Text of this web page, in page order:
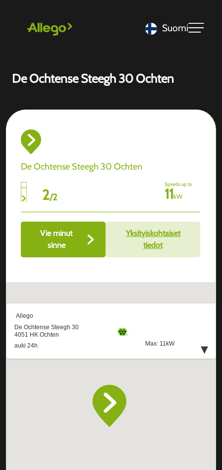
Suomi
De Ochtense Steegh 30 Ochten
De Ochtense Steegh 30 Ochten
2/2
Speeds up to
11kW
Vie minut
sinne
Yksityiskohtaiset
tiedot